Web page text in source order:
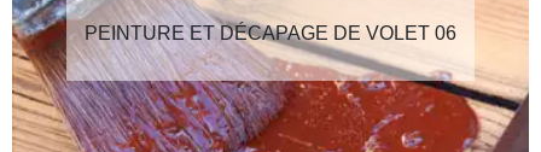
PEINTURE ET DÉCAPAGE DE VOLET 06